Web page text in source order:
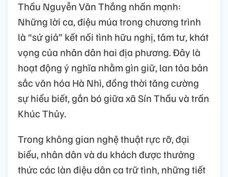
Thầu Nguyễn Văn Thắng nhấn mạnh:
Những lời ca, điệu múa trong chương trình
là “sứ giả” kết nối tình hữu nghị, tâm tư, khát
vọng của nhân dân hai địa phương. Đây là
hoạt động ý nghĩa nhằm gìn giữ, lan tỏa bản
sắc văn hóa Hà Nhì, đồng thời tăng cường
sự hiểu biết, gắn bó giữa xã Sín Thầu và trấn
Khúc Thủy.
Trong không gian nghệ thuật rực rỡ, đại
biểu, nhân dân và du khách được thưởng
thức các làn điệu dân ca trữ tình, những tiết